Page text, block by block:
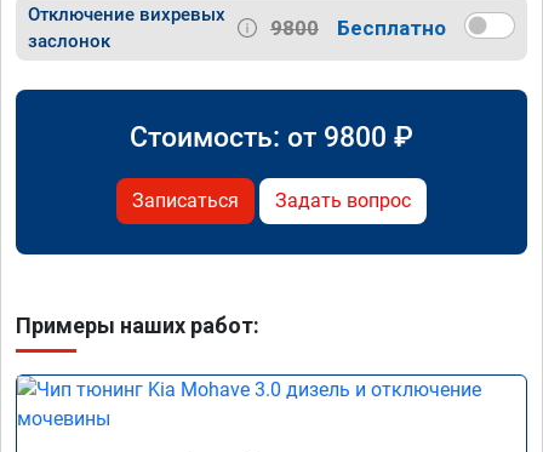
Отключение вихревых
заслонок
9800 Бесплатно
Стоимость: от 9800 ₽
Записаться Задать вопрос
Примеры наших работ: